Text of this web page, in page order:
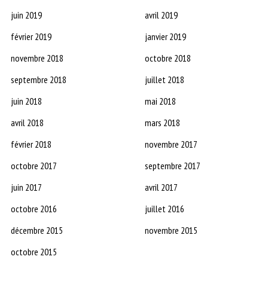
juin 2019
avril 2019
février 2019
janvier 2019
novembre 2018
octobre 2018
septembre 2018
juillet 2018
juin 2018
mai 2018
avril 2018
mars 2018
février 2018
novembre 2017
octobre 2017
septembre 2017
juin 2017
avril 2017
octobre 2016
juillet 2016
décembre 2015
novembre 2015
octobre 2015